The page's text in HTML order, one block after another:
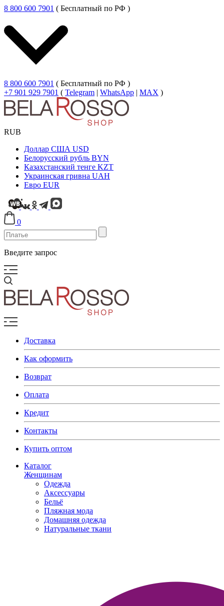
8 800 600 7901 ( Бесплатный по РФ )
8 800 600 7901 ( Бесплатный по РФ )
+7 901 929 7901 ( Telegram | WhatsApp | MAX )
RUB
Доллар США USD
Белорусский рубль BYN
Казахстанский тенге KZT
Украинская гривна UAH
Евро EUR
0
Введите запрос
Доставка
Как оформить
Возврат
Оплата
Кредит
Контакты
Купить оптом
Каталог
Женщинам
Одежда
Аксессуары
Бельё
Пляжная мода
Домашняя одежда
Натуральные ткани